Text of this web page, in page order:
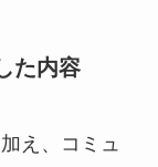
た内容
え、コミュ